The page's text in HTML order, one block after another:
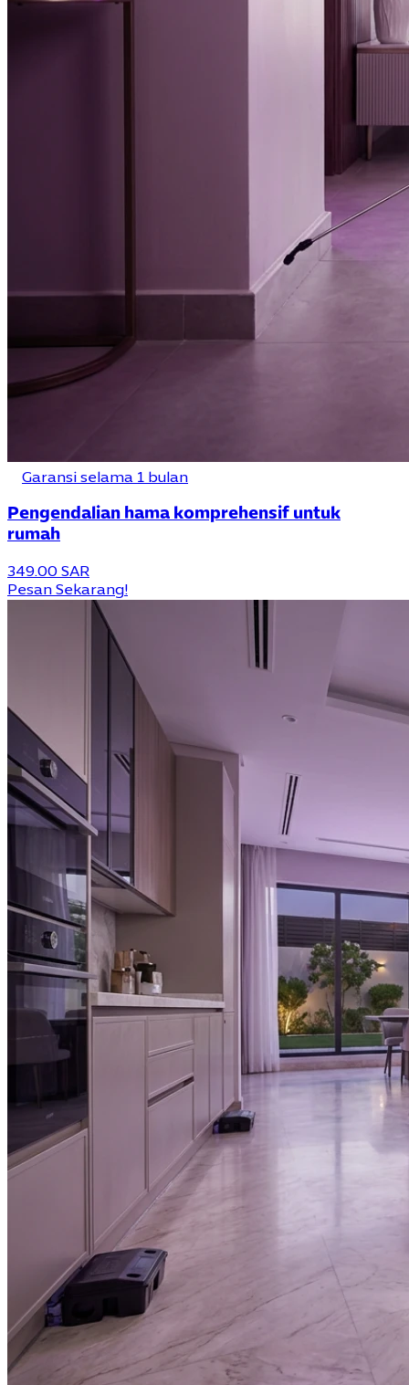
Garansi selama 1 bulan
Pengendalian hama komprehensif untuk
rumah
349.00 SAR
Pesan Sekarang!